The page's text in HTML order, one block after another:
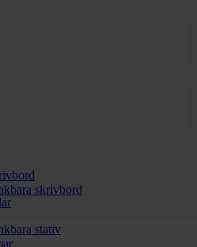
skrivbord
stativ